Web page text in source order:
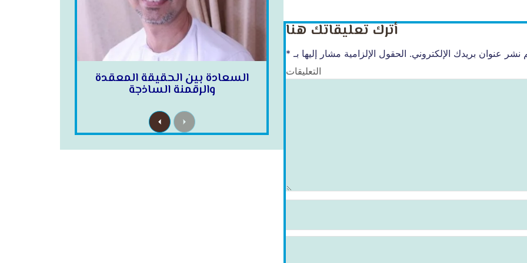
أترك تعليقاتك هنا
نشر عنوان بريدك الإلكتروني. الحقول الإلزامية مشار إليها بـ *
التعليقات السعادة بين الحقيقة المعقدة
والرقمنة الساذجة
P
r
v
N
e
t